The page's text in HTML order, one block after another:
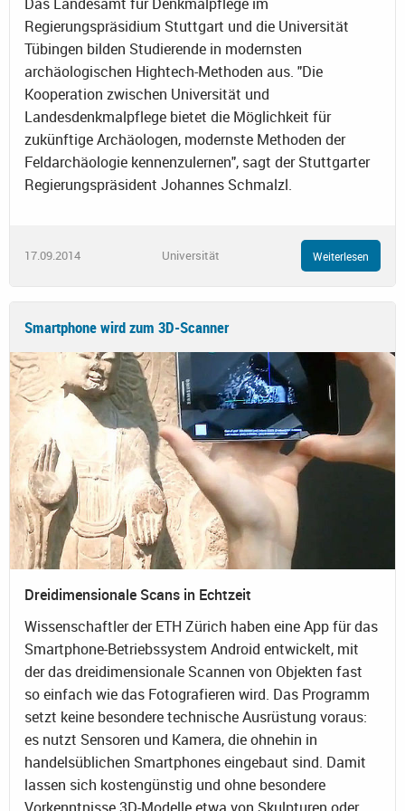
Regierungspräsidium Stuttgart und die Universität
Tübingen bilden Studierende in modernsten
archäologischen Hightech-Methoden aus. "Die
Kooperation zwischen Universität und
Landesdenkmalpflege bietet die Möglichkeit für
zukünftige Archäologen, modernste Methoden der
Feldarchäologie kennenzulernen", sagt der Stuttgarter
Regierungspräsident Johannes Schmalzl.
17.09.2014 Universität Weiterlesen
Smartphone wird zum 3D-Scanner
Dreidimensionale Scans in Echtzeit
Wissenschaftler der ETH Zürich haben eine App für das
Smartphone-Betriebssystem Android entwickelt, mit
der das dreidimensionale Scannen von Objekten fast
so einfach wie das Fotografieren wird. Das Programm
setzt keine besondere technische Ausrüstung voraus:
es nutzt Sensoren und Kamera, die ohnehin in
handelsüblichen Smartphones eingebaut sind. Damit
lassen sich kostengünstig und ohne besondere